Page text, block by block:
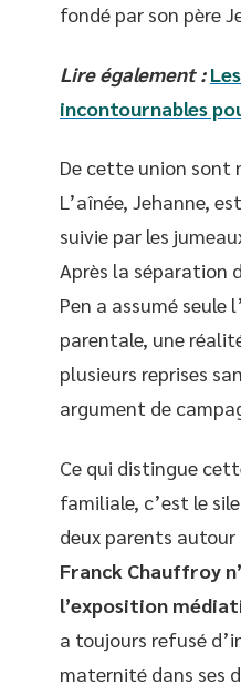
fondé par son père
Lire également :
incontournables
De cette union sont
L’aînée, Jehanne,
suivie par les
Après la séparation
Pen a assumé seule
parentale, une
plusieurs reprises
argument de
Ce qui distingue
familiale, c’est le
deux parents autour
Franck Chauffroy
l’exposition
a toujours refusé
maternité dans ses